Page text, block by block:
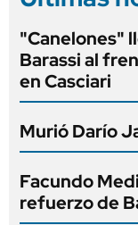
"Canelones"
Barassi al
en Casciari
Murió Darío
Facundo
refuerzo de